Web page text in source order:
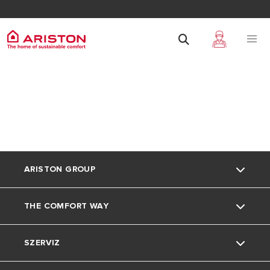
ARISTON GROUP
Rólunk
A csoport
THE COMFORT WAY
Az Ariston Világa
SZERVIZ